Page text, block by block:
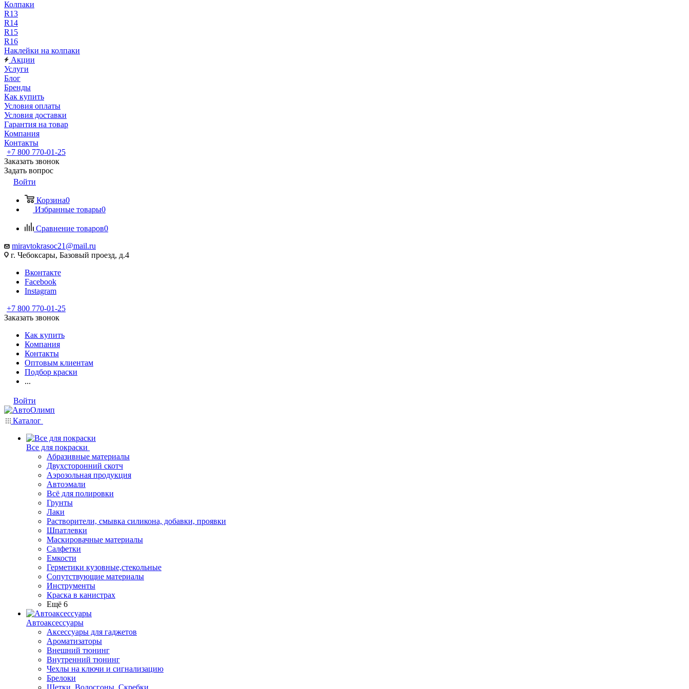
Колпаки
R13
R14
R15
R16
Наклейки на колпаки
Акции
Услуги
Блог
Бренды
Как купить
Условия оплаты
Условия доставки
Гарантия на товар
Компания
Контакты
+7 800 770-01-25
Заказать звонок
Задать вопрос
Войти
Корзина0
Избранные товары0
Сравнение товаров0
miravtokrasoc21@mail.ru
г. Чебоксары, Базовый проезд, д.4
Вконтакте
Facebook
Instagram
+7 800 770-01-25
Заказать звонок
Как купить
Компания
Контакты
Оптовым клиентам
Подбор краски
...
Войти
Каталог
Все для покраски
Абразивные материалы
Двухсторонний скотч
Аэрозольная продукция
Автоэмали
Всё для полировки
Грунты
Лаки
Растворители, смывка силикона, добавки, проявки
Шпатлевки
Маскировачные материалы
Салфетки
Емкости
Герметики кузовные,стекольные
Сопутствующие материалы
Инструменты
Краска в канистрах
Ещё 6
Автоаксессуары
Аксессуары для гаджетов
Ароматизаторы
Внешний тюнинг
Внутренний тюнинг
Чехлы на ключи и сигнализацию
Брелоки
Щетки, Водосгоны, Скребки